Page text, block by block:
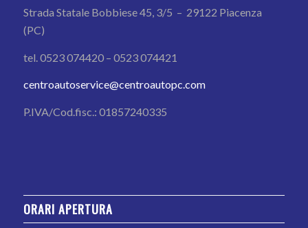
Strada Statale Bobbiese 45, 3/5 – 29122 Piacenza
(PC)
tel. 0523 074420 – 0523 074421
centroautoservice@centroautopc.com
P.IVA/Cod.fisc.: 01857240335
ORARI APERTURA